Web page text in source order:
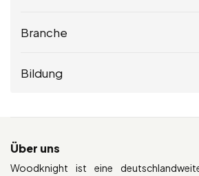
Branche
Bildung
Über uns
Woodknight ist eine